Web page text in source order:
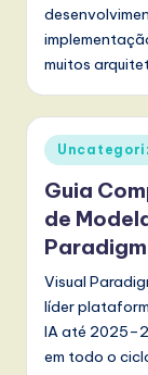
n
o
v
a
ti
o
n
muitos
Posted
in
Guia
de
Visual
líder
IA até
em todo o